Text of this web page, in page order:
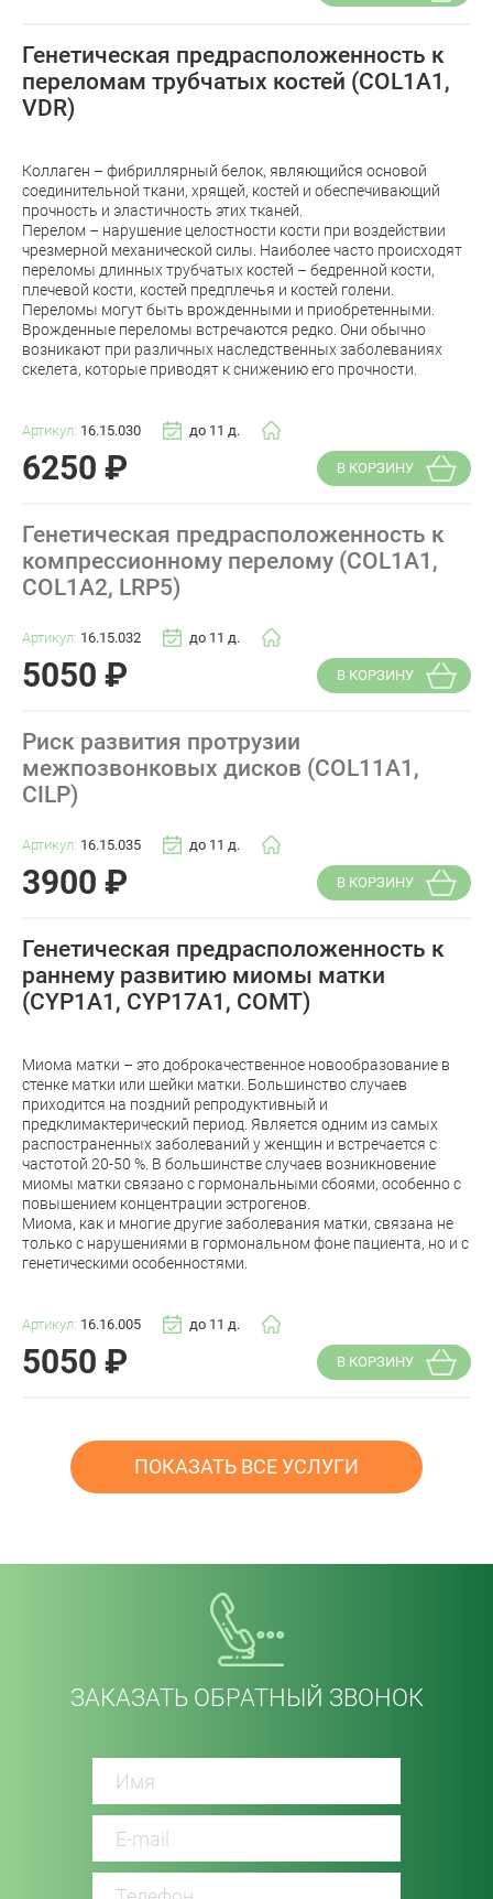
Генетическая предрасположенность к
переломам трубчатых костей (COL1A1,
VDR)
Коллаген – фибриллярный белок, являющийся основой
соединительной ткани, хрящей, костей и обеспечивающий
прочность и эластичность этих тканей.
Перелом – нарушение целостности кости при воздействии
чрезмерной механической силы. Наиболее часто происходят
переломы длинных трубчатых костей – бедренной кости,
плечевой кости, костей предплечья и костей голени.
Переломы могут быть врожденными и приобретенными.
Врожденные переломы встречаются редко. Они обычно
возникают при различных наследственных заболеваниях
скелета, которые приводят к снижению его прочности.
Артикул: 16.15.030 до 11 д.
6250 ₽ В КОРЗИНУ
Генетическая предрасположенность к
компрессионному перелому (COL1A1,
COL1A2, LRP5)
Артикул: 16.15.032 до 11 д.
5050 ₽ В КОРЗИНУ
Риск развития протрузии
межпозвонковых дисков (COL11A1,
CILP)
Артикул: 16.15.035 до 11 д.
3900 ₽ В КОРЗИНУ
Генетическая предрасположенность к
раннему развитию миомы матки
(CYP1A1, CYP17A1, COMT)
Миома матки – это доброкачественное новообразование в
стенке матки или шейки матки. Большинство случаев
приходится на поздний репродуктивный и
предклимактерический период. Является одним из самых
распостраненных заболеваний у женщин и встречается c
частотой 20-50 %. В большинстве случаев возникновение
миомы матки связано с гормональными сбоями, особенно с
повышением концентрации эстрогенов.
Миома, как и многие другие заболевания матки, связана не
только с нарушениями в гормональном фоне пациента, но и с
генетическими особенностями.
Артикул: 16.16.005 до 11 д.
5050 ₽ В КОРЗИНУ
ПОКАЗАТЬ ВСЕ УСЛУГИ
ЗАКАЗАТЬ ОБРАТНЫЙ ЗВОНОК